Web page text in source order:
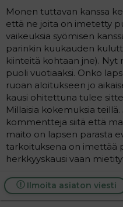
t
a
j
a
Monen tuttavan kanssa
että ne joita on imetetty
vaikeuksia syömisen
parinkin kuukauden
kiinteitä kohtaan jne). Nyt
puoli vuotiaaksi. Onko
ruoan aloitukseen jo
kausi ohitettuna tulee
Millaisia kokemuksia
kommentteja siitä että
maito on lapsen parasta
tarkoituksena on imettää
herkkyyskausi vaan
Ilmoita asiaton viesti